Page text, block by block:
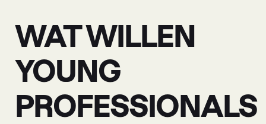
WAT WILLEN
YOUNG
PROFESSIONALS